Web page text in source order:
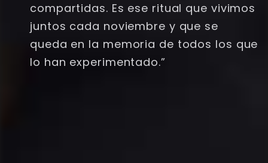
compartidas. Es ese ritual que vivimos
juntos cada noviembre y que se
queda en la memoria de todos los que
lo han experimentado.”